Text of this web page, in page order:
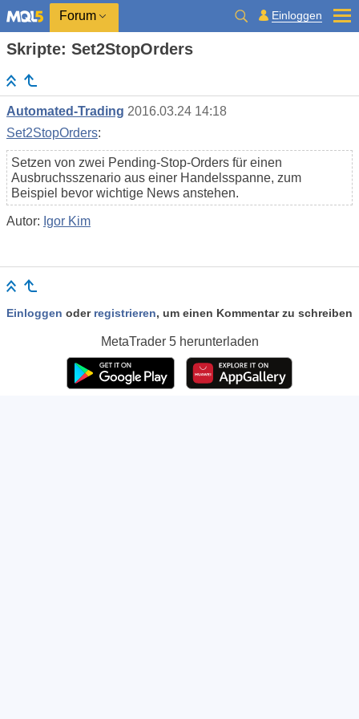
Forum Einloggen
Skripte: Set2StopOrders
Automated-Trading 2016.03.24 14:18
Set2StopOrders:
Setzen von zwei Pending-Stop-Orders für einen
Ausbruchsszenario aus einer Handelsspanne, zum
Beispiel bevor wichtige News anstehen.
Autor: Igor Kim
Einloggen oder registrieren, um einen Kommentar zu schreiben
MetaTrader 5herunterladen